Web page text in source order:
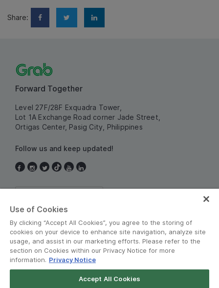
Share:
Forward Together
Level 27F/28F Exquadra Tower,
Lot 1A Exchange Road corner Jade Street,
Ortigas Center, Pasig City, Philippines
Follow us and keep updated!
Use of Cookies
By clicking “Accept All Cookies”, you agree to the storing of
cookies on your device to enhance site navigation, analyze site
usage, and assist in our marketing efforts. Please refer to the
section on Cookies within our Privacy Notice for more
information. Privacy Notice
Accept All Cookies